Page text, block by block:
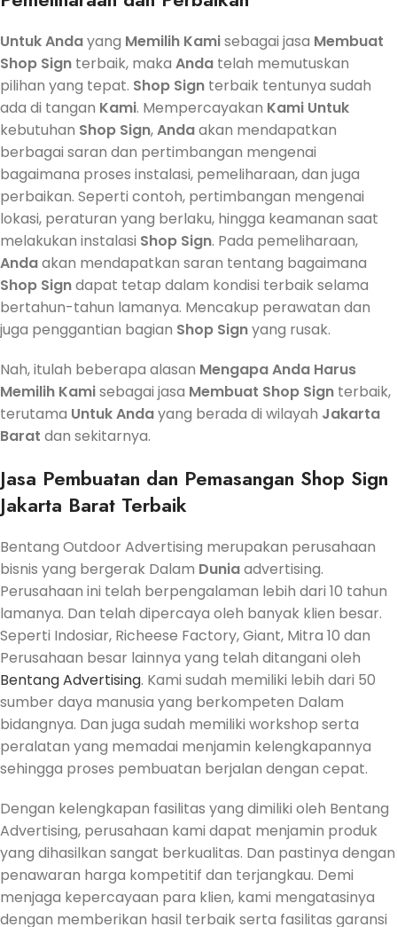
UntukAndayang Memilih Kamisebagai jasa Membuat
Shop Sign terbaik, maka Anda telah memutuskan
pilihan yang tepat. Shop Sign terbaik tentunya sudah
ada di tangan Kami. Mempercayakan Kami Untuk
kebutuhan Shop Sign,Andaakan mendapatkan
berbagai saran dan pertimbangan mengenai
bagaimana proses instalasi, pemeliharaan, dan juga
perbaikan. Seperti contoh, pertimbangan mengenai
lokasi, peraturan yang berlaku, hingga keamanan saat
melakukan instalasi Shop Sign. Pada pemeliharaan,
Andaakan mendapatkan saran tentang bagaimana
Shop Signdapat tetap dalam kondisi terbaik selama
bertahun-tahun lamanya. Mencakup perawatan dan
juga penggantian bagian Shop Signyang rusak.
Nah, itulah beberapa alasan MengapaAnda Harus
Memilih Kamisebagai jasa Membuat Shop Sign terbaik,
terutama UntukAndayang berada di wilayah Jakarta
Barat dan sekitarnya.
Jasa Pembuatan dan Pemasangan Shop Sign
Jakarta Barat Terbaik
Bentang Outdoor Advertising merupakan perusahaan
bisnis yang bergerak Dalam Duniaadvertising.
Perusahaan ini telah berpengalaman lebih dari 10 tahun
lamanya. Dan telah dipercaya oleh banyak klien besar.
Seperti Indosiar, Richeese Factory, Giant, Mitra 10 dan
Perusahaan besar lainnya yang telah ditangani oleh
Bentang Advertising. Kami sudah memiliki lebih dari 50
sumber daya manusia yang berkompeten Dalam
bidangnya. Dan juga sudah memiliki workshop serta
peralatan yang memadai menjamin kelengkapannya
sehingga proses pembuatan berjalan dengan cepat.
Dengan kelengkapan fasilitas yang dimiliki oleh Bentang
Advertising, perusahaan kami dapat menjamin produk
yang dihasilkan sangat berkualitas. Dan pastinya dengan
penawaran harga kompetitif dan terjangkau. Demi
menjaga kepercayaan para klien, kami mengatasinya
dengan memberikan hasil terbaik serta fasilitas garansi